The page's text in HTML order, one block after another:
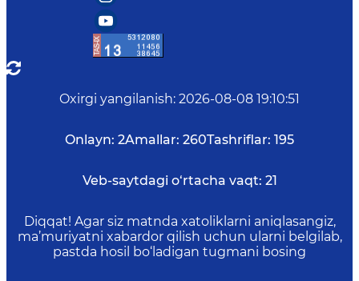
Oxirgi yangilanish: 2026-08-08 19:10:51
Onlayn: 2Amallar: 260Tashriflar: 195
Veb-saytdagi o‘rtacha vaqt: 21
Diqqat! Agar siz matnda xatoliklarni aniqlasangiz,
ma’muriyatni xabardor qilish uchun ularni belgilab,
pastda hosil bo‘ladigan tugmani bosing